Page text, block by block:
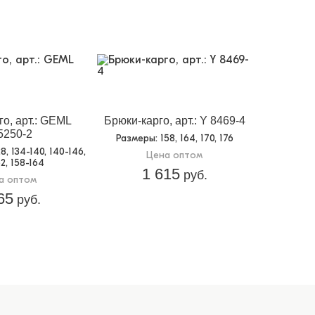
арт.: GEML
2
134-140, 140-146,
158-164
оптом
руб.
Брюки-карго, арт.: Y 8469-4
Размеры: 158, 164, 170, 176
Цена оптом
1 615руб.